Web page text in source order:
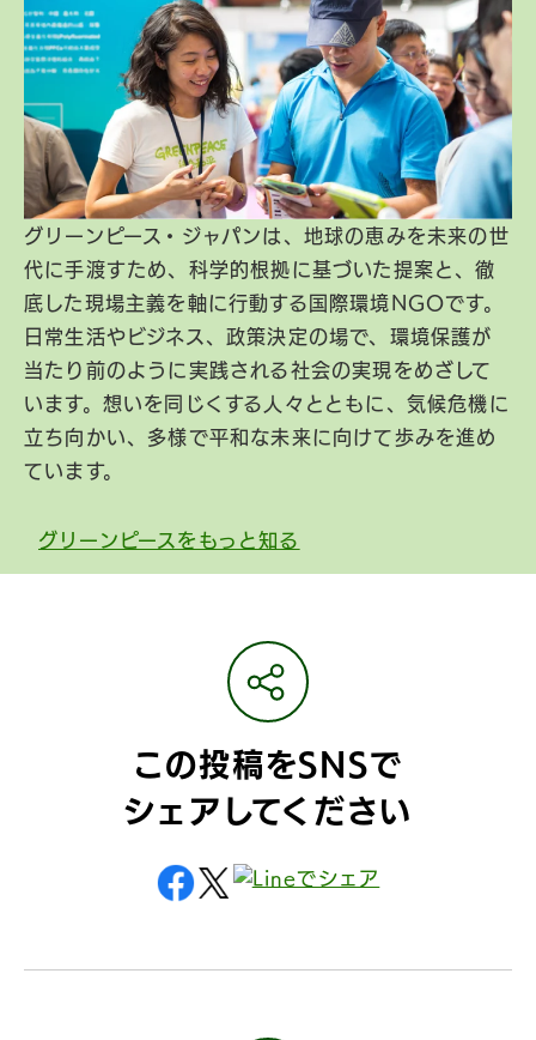
グリーンピース・ジャパンは、地球の恵みを未来の世
代に手渡すため、科学的根拠に基づいた提案と、徹
底した現場主義を軸に行動する国際環境NGOです。
日常生活やビジネス、政策決定の場で、環境保護が
当たり前のように実践される社会の実現をめざして
います。想いを同じくする人々とともに、気候危機に
立ち向かい、多様で平和な未来に向けて歩みを進め
ています。
グリーンピースをもっと知る
この投稿をSNSで
シェアしてください